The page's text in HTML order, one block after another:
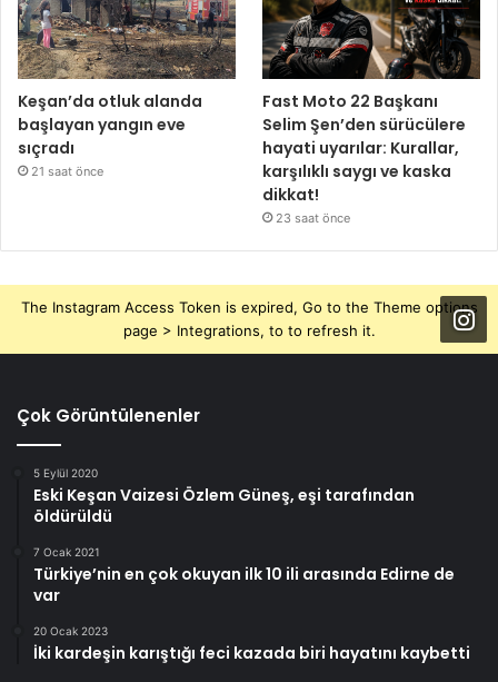
Keşan’da otluk alanda
başlayan yangın eve
sıçradı
21 saat önce
Fast Moto 22 Başkanı
Selim Şen’den sürücülere
hayati uyarılar: Kurallar,
karşılıklı saygı ve kaska
dikkat!
23 saat önce
The Instagram Access Token is expired, Go to the Theme options
page > Integrations, to to refresh it.
Çok Görüntülenenler
5 Eylül 2020
Eski Keşan Vaizesi Özlem Güneş, eşi tarafından
öldürüldü
7 Ocak 2021
Türkiye’nin en çok okuyan ilk 10 ili arasında Edirne de
var
20 Ocak 2023
İki kardeşin karıştığı feci kazada biri hayatını kaybetti